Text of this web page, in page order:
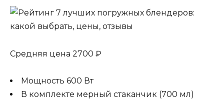
Средняя цена 2700 ₽
Мощность 600 Вт
В комплекте мерный стаканчик (700 мл)